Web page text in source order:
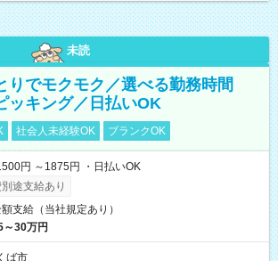
未読
りでモクモク／選べる勤務時間
ッキング／日払いOK
社会人未経験OK ブランクOK
円 ～1875円 ・日払いOK
途支給あり
支給（当社規定あり）
～30万円
ば市